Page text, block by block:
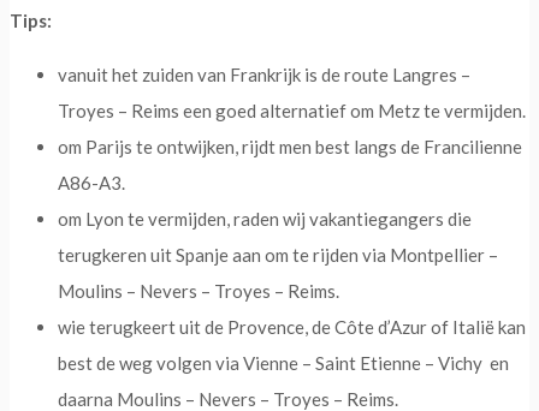
Tips:
vanuit het zuiden van Frankrijk is de route Langres –
Troyes – Reims een goed alternatief om Metz te vermijden.
om Parijs te ontwijken, rijdt men best langs de Francilienne
A86-A3.
om Lyon te vermijden, raden wij vakantiegangers die
terugkeren uit Spanje aan om te rijden via Montpellier –
Moulins – Nevers – Troyes – Reims.
wie terugkeert uit de Provence, de Côte d’Azur of Italië kan
best de weg volgen via Vienne – Saint Etienne – Vichy en
daarna Moulins – Nevers – Troyes – Reims.